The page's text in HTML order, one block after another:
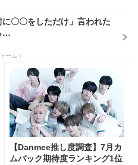
に〇〇をしただけ」言われた
…
ーム )
【Danmee推し度調査】7月カ
ムバック期待度ランキング1位